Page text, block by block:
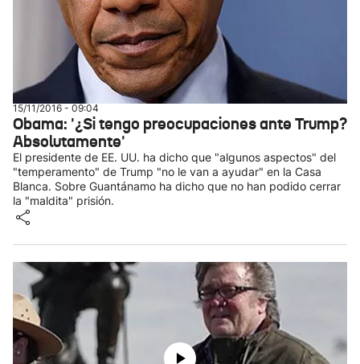
15/11/2016 - 09:04
Obama: '¿Si tengo preocupaciones ante Trump?
Absolutamente'
El presidente de EE. UU. ha dicho que "algunos aspectos" del
"temperamento" de Trump "no le van a ayudar" en la Casa
Blanca. Sobre Guantánamo ha dicho que no han podido cerrar
la "maldita" prisión.